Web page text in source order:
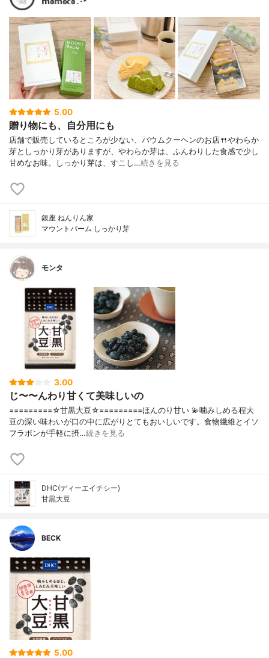
5.00
贈り物にも、自分用にも
店舗で販売しているところが少ない、バウムクーヘンのお店🍴やわらか
芽としっかり芽がありますが、やわらか芽は、ふんわりした食感で少し
甘めなお味。しっかり芽は、すこし…続きを見る
銀座 ねんりん家
マウントバーム しっかり芽
モンタ
3.00
じ〜〜んわり甘くて美味しいの
=========☆甘黒大豆☆=========ほんのり甘い 💫噛みしめる程大
豆の深い味わいが口の中に広がりとてもおいしいです。食物繊維とイソ
フラボンが手軽に摂…続きを見る
DHC(ディーエイチシー)
甘黒大豆
BECK
5.00